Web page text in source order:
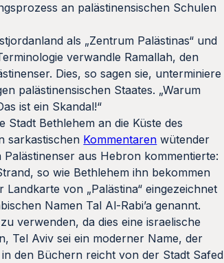
an palästinensischen Schulen
als „Zentrum Palästinas“ und
verwandle Ramallah, den
Dies, so sagen sie, unterminiere
palästinensischen Staates. „Warum
ist ein Skandal!“
Bethlehem an die Küste des
sarkastischen Kommentaren wütender
aus Hebron kommentierte:
so wie Bethlehem ihn bekommen
Landkarte von „Palästina“ eingezeichnet
Namen Tal Al-Rabi’a genannt.
verwenden, da dies eine israelische
Tel Aviv sei ein moderner Name, der
in den Büchern reicht von der Stadt Safed